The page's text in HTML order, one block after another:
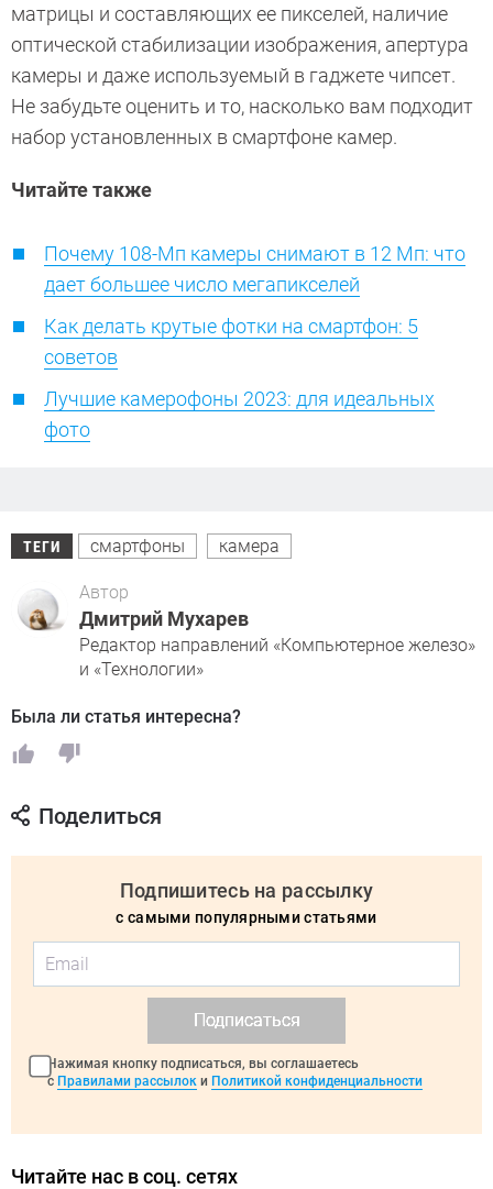
матрицы и составляющих ее пикселей, наличие
оптической стабилизации изображения, апертура
камеры и даже используемый в гаджете чипсет.
Не забудьте оценить и то, насколько вам подходит
набор установленных в смартфоне камер.
Читайте также
Почему 108-Мп камеры снимают в 12 Мп: что
дает большее число мегапикселей
Как делать крутые фотки на смартфон: 5
советов
Лучшие камерофоны 2023: для идеальных
фото
ТЕГИ смартфоны камера
Автор
Дмитрий Мухарев
Редактор направлений «Компьютерное железо»
и «Технологии»
Была ли статья интересна?
Поделиться
Подпишитесь на рассылку
с самыми популярными статьями
Подписаться
Нажимая кнопку подписаться, вы соглашаетесь
с Правилами рассылок и Политикой конфиденциальности
Читайте нас в соц. сетях